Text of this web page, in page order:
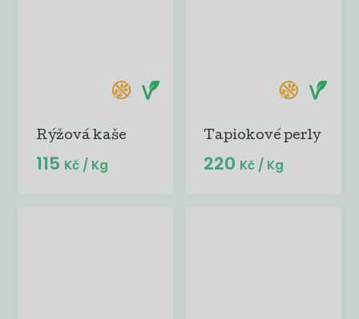
Rýžová kaše
115 Kč / Kg
Tapiokové perly
220 Kč / Kg